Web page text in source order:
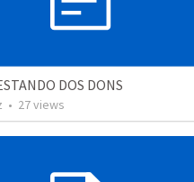
DOS DONS
• 27views